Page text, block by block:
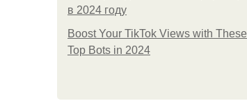
в 2024 году
Boost Your TikTok Views with These
Top Bots in 2024